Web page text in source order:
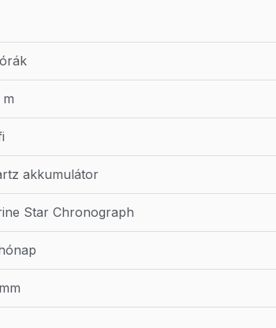
m
akkumulátor
Star Chronograph